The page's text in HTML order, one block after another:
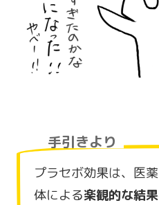
手引きより
プラセボ効果は、医
体による楽観的な結